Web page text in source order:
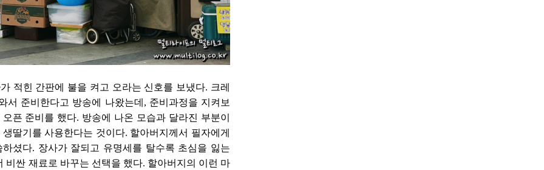
적힌 간판에 불을 켜고 오라는 신호를 보냈다. 크레
서 준비한다고 방송에 나왔는데, 준비과정을 지켜보
픈 준비를 했다. 방송에 나온 모습과 달라진 부분이
딸기를 사용한다는 것이다. 할아버지께서 필자에게
셨다. 장사가 잘되고 유명세를 탈수록 초심을 잃는
비싼 재료로 바꾸는 선택을 했다. 할아버지의 이런 마